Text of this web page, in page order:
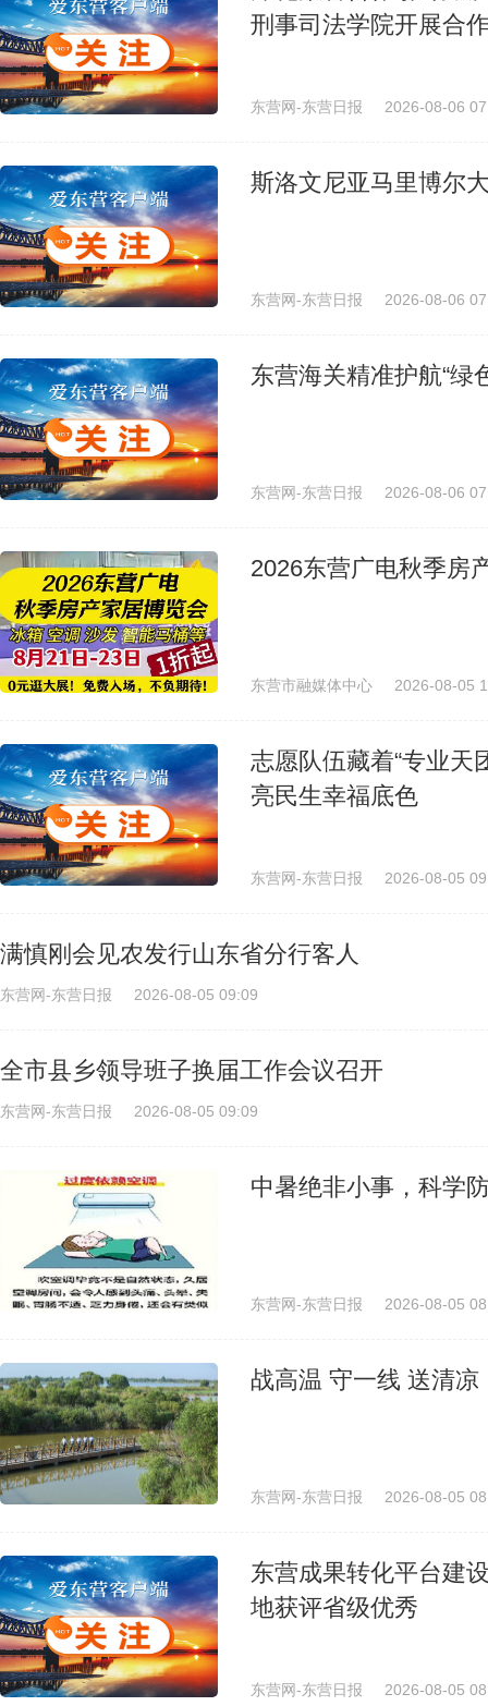
刑事司法学院开展合
东营网-东营日报 2026-08-06
斯洛文尼亚马里博尔
东营网-东营日报 2026-08-06
东营海关精准护航“绿
东营网-东营日报 2026-08-06
2026东营广电秋季房
东营市融媒体中心 2026-08-05
志愿队伍藏着“专业
亮民生幸福底色
东营网-东营日报 2026-08-05
满慎刚会见农发行山东省分行客人
东营网-东营日报 2026-08-05 09:09
全市县乡领导班子换届工作会议召开
东营网-东营日报 2026-08-05 09:09
中暑绝非小事，科学
东营网-东营日报 2026-08-05
战高温 守一线 送清凉
东营网-东营日报 2026-08-05
东营成果转化平台建
地获评省级优秀
东营网-东营日报 2026-08-05